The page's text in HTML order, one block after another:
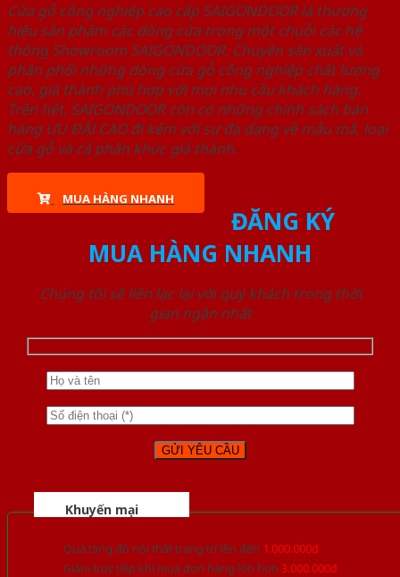
Cửa gỗ công nghiệp cao cấp SAIGONDOOR là thương
hiệu sản phẩm các dòng cửa trong một chuỗi các hệ
thống Showroom SAIGONDOOR. Chuyên sản xuất và
phân phối những dòng cửa gỗ công nghiệp chất lượng
cao, giá thành phù hợp với mọi nhu cầu khách hàng.
Trên hết, SAIGONDOOR còn có những chính sách bán
hàng ƯU ĐÃI CAO đi kèm với sự đa dạng về mẫu mã, loại
cửa gỗ và cả phân khúc giá thành.
MUA HÀNG NHANH
ĐĂNG KÝ
MUA HÀNG NHANH
Chúng tôi sẽ liên lạc lại với quý khách trong thời
gian ngắn nhất
Khuyến mại
Quà tặng đồ nội thất trang trí lên đến 1.000.000đ
Giảm trực tiếp khi mua đơn hàng lớn hơn 3.000.000đ